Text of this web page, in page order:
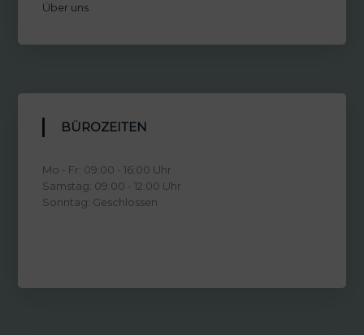
Über uns
BÜROZEITEN
Mo - Fr: 09:00 - 16:00 Uhr
Samstag: 09:00 - 12:00 Uhr
Sonntag: Geschlossen